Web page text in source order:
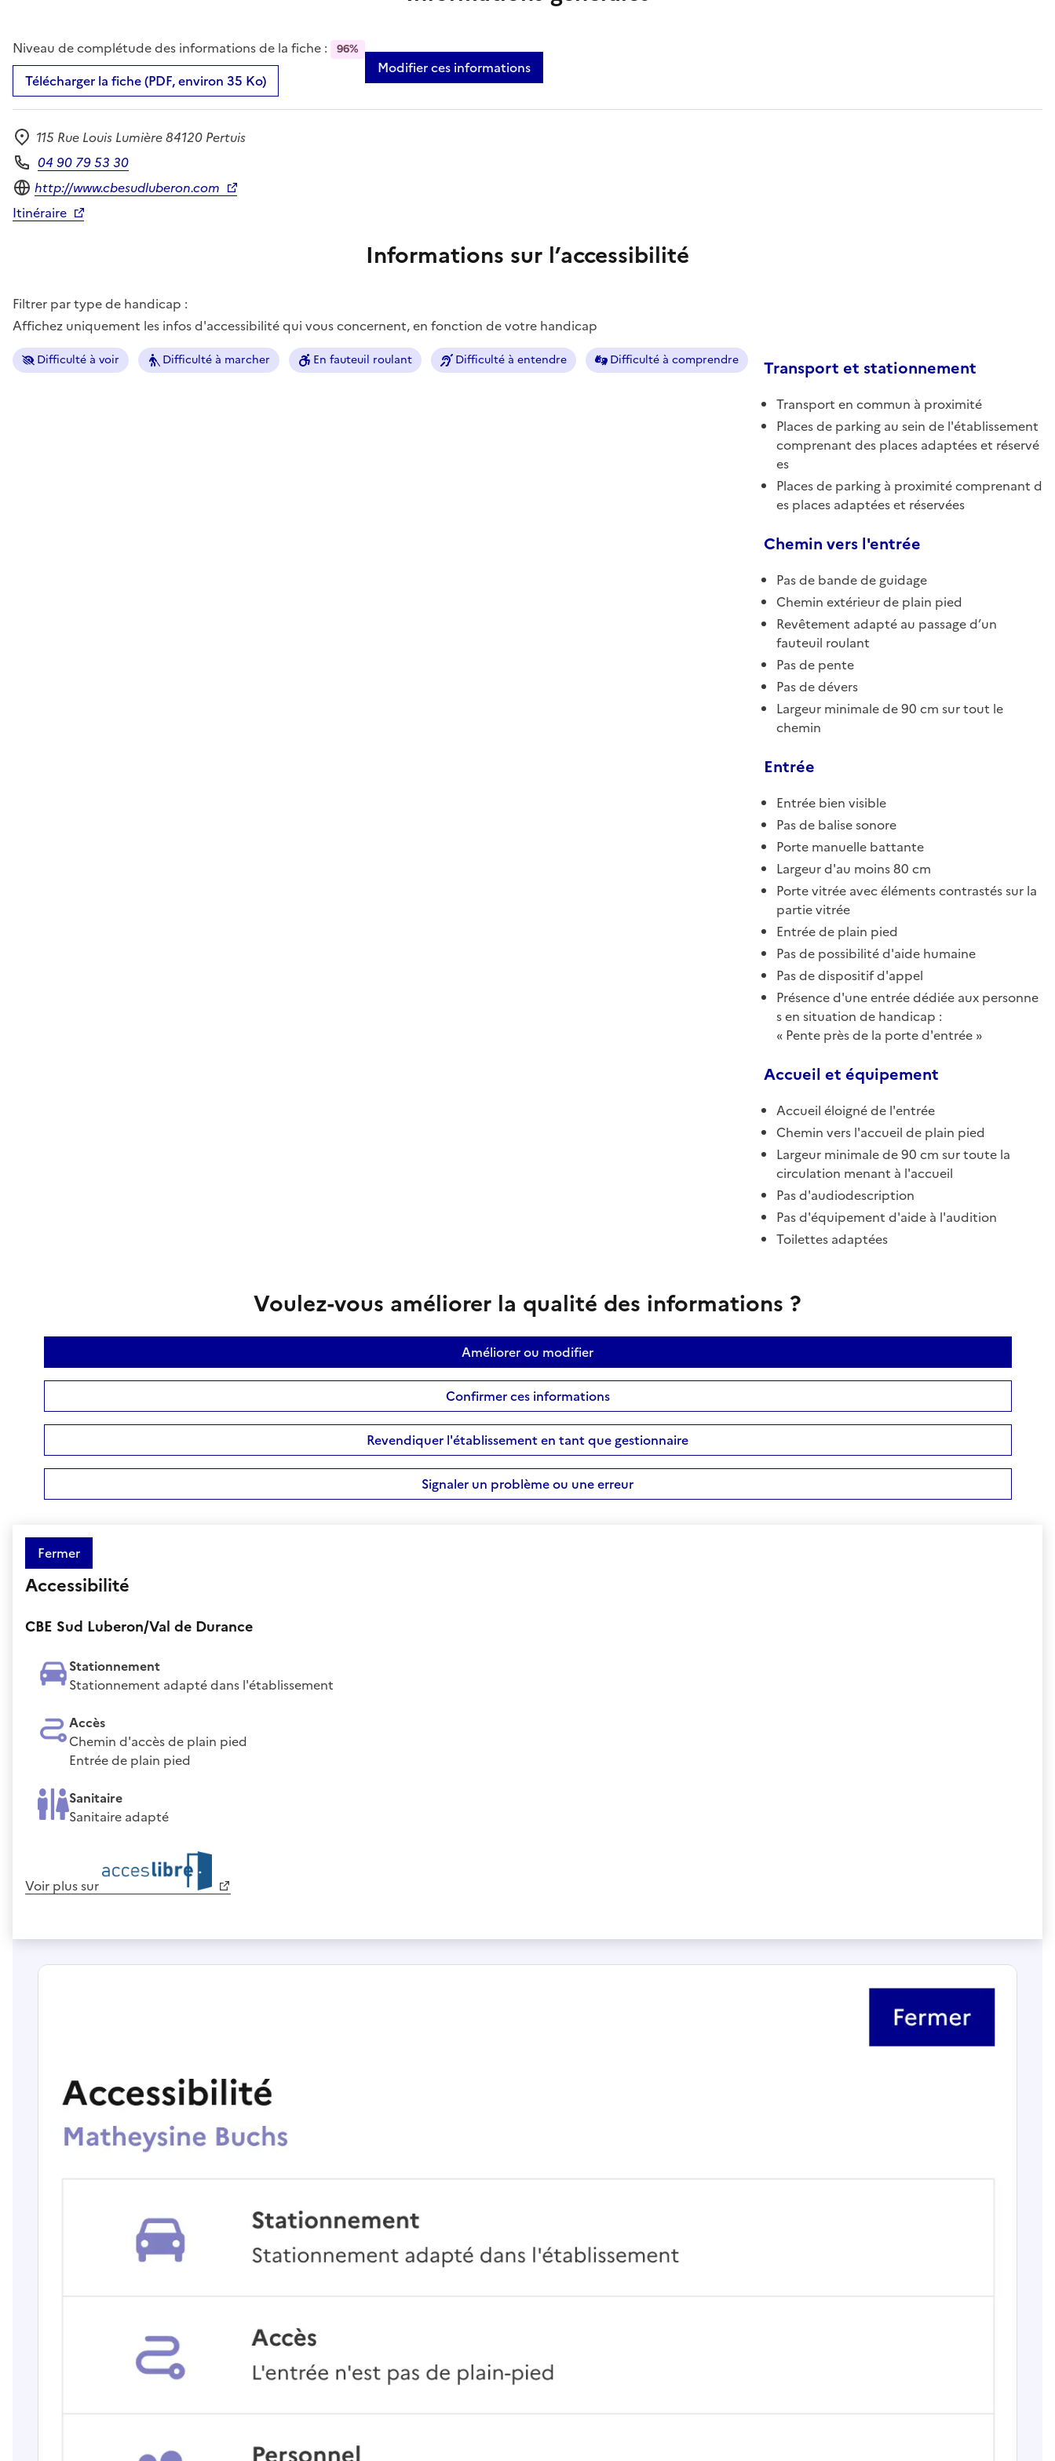
Niveau de complétude des informations de la fiche : 96%
Télécharger la fiche (PDF, environ 35 Ko)
Modifier ces informations
Adresse
115 Rue Louis Lumière 84120 Pertuis
Téléphone
04 90 79 53 30
Site internet
http://www.cbesudluberon.com
Itinéraire
Informations sur l’accessibilité
Filtrer par type de handicap :
Affichez uniquement les infos d'accessibilité qui vous concernent, en fonction de votre handicap
Difficulté à voir Difficulté à marcher En fauteuil roulant Difficulté à entendre Difficulté à comprendre Transport et stationnement
Transport en commun à proximité
Places de parking au sein de l'établissement
comprenant des places adaptées et réservé
es
Places de parking à proximité comprenant d
es places adaptées et réservées
Chemin vers l'entrée
Pas de bande de guidage
Chemin extérieur de plain pied
Revêtement adapté au passage d’un
fauteuil roulant
Pas de pente
Pas de dévers
Largeur minimale de 90 cm sur tout le
chemin
Entrée
Entrée bien visible
Pas de balise sonore
Porte manuelle battante
Largeur d'au moins 80 cm
Porte vitrée avec éléments contrastés sur la
partie vitrée
Entrée de plain pied
Pas de possibilité d'aide humaine
Pas de dispositif d'appel
Présence d'une entrée dédiée aux personne
s en situation de handicap :
Pente près de la porte d'entrée
Accueil et équipement
Accueil éloigné de l'entrée
Chemin vers l'accueil de plain pied
Largeur minimale de 90 cm sur toute la
circulation menant à l'accueil
Pas d'audiodescription
Pas d'équipement d'aide à l'audition
Toilettes adaptées
Voulez-vous améliorer la qualité des informations ?
Améliorer ou modifier
Confirmer ces informations
Revendiquer l'établissement en tant que gestionnaire
Signaler un problème ou une erreur
Fermer
Accessibilité
CBE Sud Luberon/Val de Durance
Stationnement
Stationnement adapté dans l'établissement
Accès
Chemin d'accès de plain pied
Entrée de plain pied
Sanitaire
Sanitaire adapté
Voir plus sur